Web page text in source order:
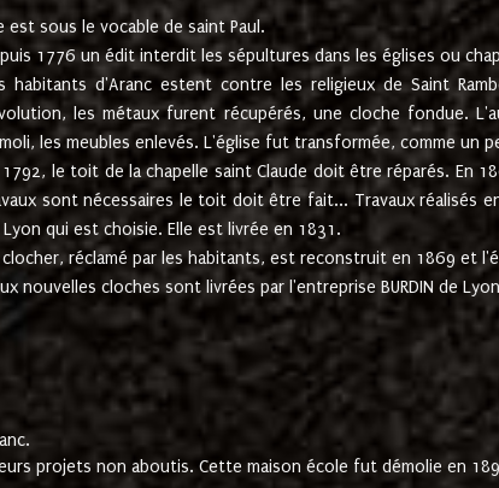
est sous le vocable de saint Paul.
1776 un édit interdit les sépultures dans les églises ou
habitants d'Aranc estent contre les religieux de Saint
les métaux furent récupérés, une cloche fondue.
les meubles enlevés. L'église fut transformée, comme un
1792, le toit de la chapelle saint Claude doit être réparés. En
sont nécessaires le toit doit être fait... Travaux réalisés
Lyon qui est choisie. Elle est livrée en 1831.
clocher, réclamé par les habitants, est reconstruit en 1869 et
nouvelles cloches sont livrées par l'entreprise BURDIN de
projets non aboutis. Cette maison école fut démolie en